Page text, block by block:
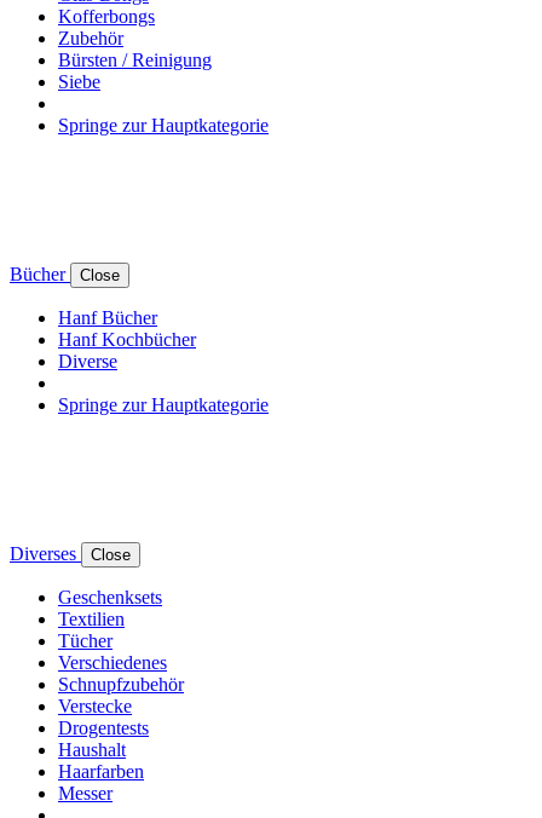
Kofferbongs
Zubehör
Bürsten / Reinigung
Siebe
Springe zur Hauptkategorie
Bücher Close
Hanf Bücher
Hanf Kochbücher
Diverse
Springe zur Hauptkategorie
Diverses Close
Geschenksets
Textilien
Tücher
Verschiedenes
Schnupfzubehör
Verstecke
Drogentests
Haushalt
Haarfarben
Messer